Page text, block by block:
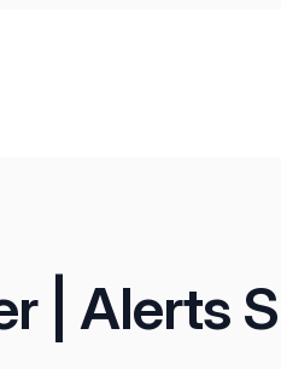
| Alerts